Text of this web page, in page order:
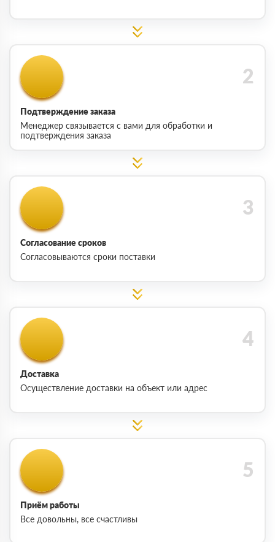
Подтверждение заказа
Менеджер связывается с вами для обработки и
подтверждения заказа
Согласование сроков
Согласовываются сроки поставки
Доставка
Осуществление доставки на объект или адрес
Приём работы
Все довольны, все счастливы